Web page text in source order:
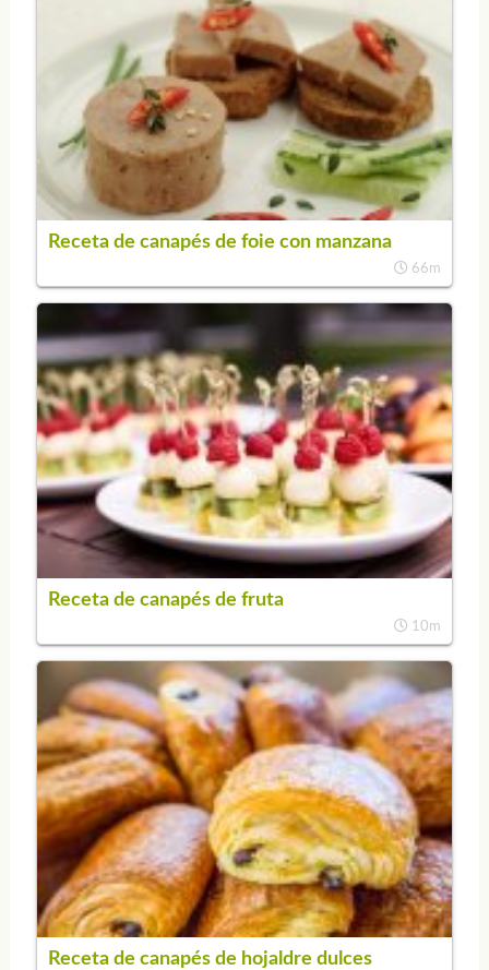
Receta de canapés de foie con manzana
66m
Receta de canapés de fruta
10m
Receta de canapés de hojaldre dulces